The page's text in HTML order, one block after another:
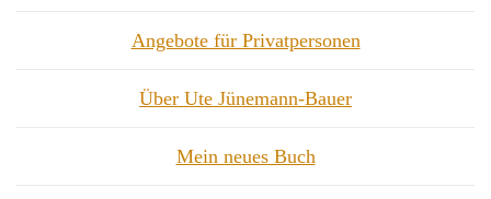
Angebote für Privatpersonen
Über Ute Jünemann-Bauer
Mein neues Buch